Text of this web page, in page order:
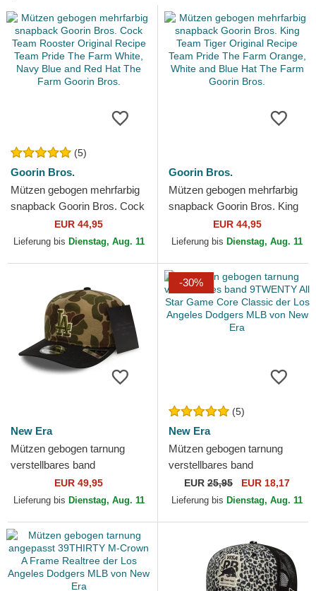
(5)
Goorin Bros.
Mützen gebogen mehrfarbig
snapback Goorin Bros. Cock
Team Rooster Original
Recipe Team Pride The...
EUR 44,95
Lieferung bis Dienstag, Aug. 11
Goorin Bros.
Mützen gebogen mehrfarbig
snapback Goorin Bros. King
Team Tiger Original Recipe
Team Pride The...
EUR 44,95
Lieferung bis Dienstag, Aug. 11
New Era
Mützen gebogen tarnung
verstellbares band
19TWENTY Brushed Cotton
Three Looms Duck der Los...
EUR 49,95
Lieferung bis Dienstag, Aug. 11
-30%
(5)
New Era
Mützen gebogen tarnung
verstellbares band
9TWENTY All Star Game
Core Classic der Los
EUR 25,95 EUR 18,17
Lieferung bis Dienstag, Aug. 11